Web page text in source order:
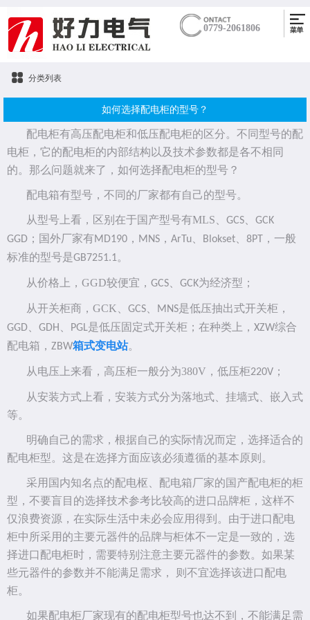
0779-2061806
分类列表
如何选择配电柜的型号？
配电柜有高压配电柜和低压配电柜的区分。不同型号的配
电柜，它的配电柜的内部结构以及技术参数都是各不相同
的。那么问题就来了，如何选择配电柜的型号？
配电箱有型号，不同的厂家都有自己的型号。
从型号上看，区别在于国产型号有MLS GCS
GCK
GGD ；国外厂家有MD190 ， MNS ， ArTu Blokset 8PT
，一般
标准的型号是GB7251.1。
从价格上， GGD较便宜， GCS GCK为经济型；
从开关柜商， GCK GCS MNS是低压抽出式开关柜，
GGD GDH PGL是低压固定式开关柜；在种类上， XZW综合
配电箱， ZBW箱式变电站。
从电压上来看，高压柜一般分为380V ，低压柜220V ；
从安装方式上看，安装方式分为落地式、挂墙式、嵌入式
等。
明确自己的需求，根据自己的实际情况而定，选择适合的
配电柜型。这是在选择方面应该必须遵循的基本原则。
采用国内知名点的配电枢、配电箱厂家的国产配电柜的柜
型，不要盲目的选择技术参考比较高的进口品牌柜，这样不
仅浪费资源，在实际生活中未必会应用得到。由于进口配电
柜中所采用的主要元器件的品牌与柜体不一定是一致的，选
择进口配电柜时，需要特别注意主要元器件的参数。如果某
些元器件的参数并不能满足需求，
则不宜选择该进口配电
柜。
如果配电柜厂家现有的配电柜型号也达不到，不能满足需